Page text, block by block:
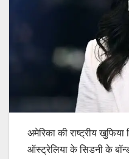
अमेरिका की राष्ट्रीय
ऑस्ट्रेलिया के सिडनी के